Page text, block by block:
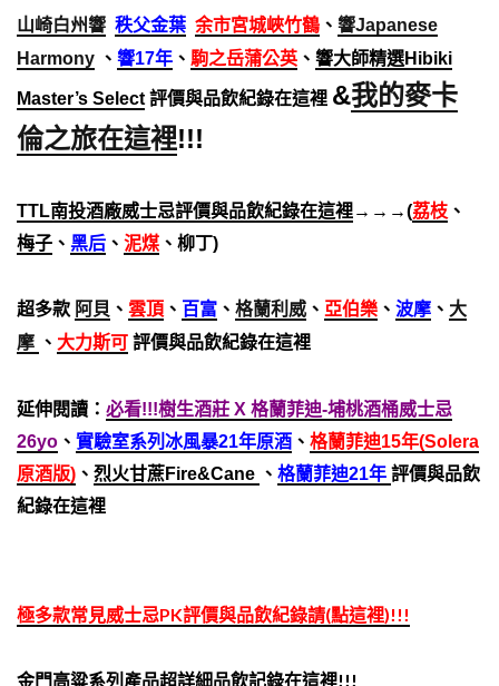
山崎白州響 秩父金葉 余市宮城峽竹鶴 、 響Japanese
Harmony 、 響17年 、 駒之岳蒲公英 、 響大師精選Hibiki
Master’s Select 評價與品飲紀錄在這裡 &我的麥卡
倫之旅在這裡!!!
TTL南投酒廠威士忌評價與品飲紀錄在這裡→→→(荔枝 、
梅子 、 黑后 、 泥煤 、柳丁)
超多款 阿貝 、 雲頂 、 百富 、 格蘭利威 、 亞伯樂 、 波摩 、 大
摩 、 大力斯可 評價與品飲紀錄在這裡
延伸閱讀： 必看!!!樹生酒莊 X 格蘭菲迪-埔桃酒桶威士忌
26yo 、 實驗室系列冰風暴21年原酒 、 格蘭菲迪15年(Solera
原酒版) 、 烈火甘蔗Fire&Cane 、 格蘭菲迪21年 評價與品飲
紀錄在這裡
極多款常見威士忌PK評價與品飲紀錄請(點這裡)!!!
金門高粱系列產品超詳細品飲記錄在這裡!!!